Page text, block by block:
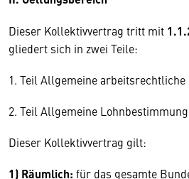
Dieser Kollektivvertrag tritt mit
gliedert sich in zwei Teile:
1. Teil Allgemeine arbeitsrechtliche
2. Teil Allgemeine
Dieser Kollektivvertrag gilt:
1) Räumlich: für das gesamte